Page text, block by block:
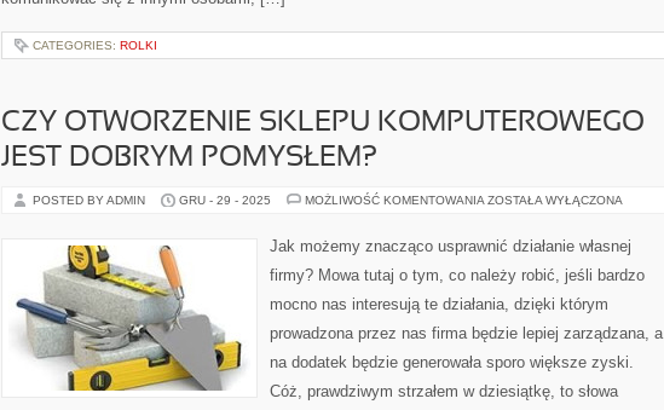
CATEGORIES: ROLKI
CZY OTWORZENIE SKLEPU KOMPUTEROWEGO
JEST DOBRYM POMYSŁEM?
POSTED BY ADMIN GRU - 29 - 2025 MOŻLIWOŚĆ KOMENTOWANIA CZY
KOMPUTEROWEGO
JEST
POMYSŁEM?
ZOSTAŁA WYŁĄCZONA
Jak możemy znacząco usprawnić działanie własnej
firmy? Mowa tutaj o tym, co należy robić, jeśli bardzo
mocno nas interesują te działania, dzięki którym
prowadzona przez nas firma będzie lepiej zarządzana, a
na dodatek będzie generowała sporo większe zyski.
Cóż, prawdziwym strzałem w dziesiątkę, to słowa